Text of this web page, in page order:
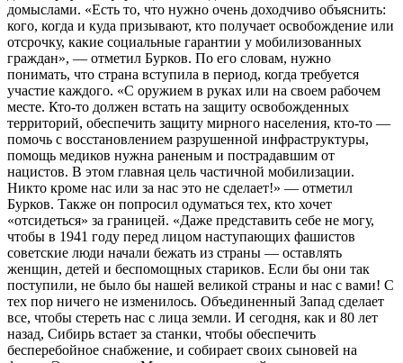
домыслами. «Есть то, что нужно очень доходчиво объяснить:
кого, когда и куда призывают, кто получает освобождение или
отсрочку, какие социальные гарантии у мобилизованных
граждан», — отметил Бурков. По его словам, нужно
понимать, что страна вступила в период, когда требуется
участие каждого. «C оружием в руках или на своем рабочем
месте. Кто-то должен встать на защиту освобожденных
территорий, обеспечить защиту мирного населения, кто-то —
помочь с восстановлением разрушенной инфраструктуры,
помощь медиков нужна раненым и пострадавшим от
нацистов. В этом главная цель частичной мобилизации.
Никто кроме нас или за нас это не сделает!» — отметил
Бурков. Также он попросил одуматься тех, кто хочет
«отсидеться» за границей. «Даже представить себе не могу,
чтобы в 1941 году перед лицом наступающих фашистов
советские люди начали бежать из страны — оставлять
женщин, детей и беспомощных стариков. Если бы они так
поступили, не было бы нашей великой страны и нас с вами! С
тех пор ничего не изменилось. Объединенный Запад сделает
все, чтобы стереть нас с лица земли. И сегодня, как и 80 лет
назад, Сибирь встает за станки, чтобы обеспечить
бесперебойное снабжение, и собирает своих сыновей на